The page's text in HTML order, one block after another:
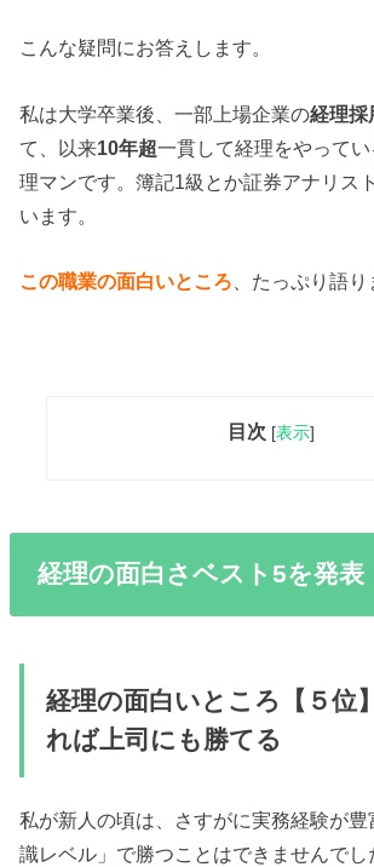
こんな疑問にお答えします。
私は大学卒業後、一部上場企業の経理採
て、以来10年超一貫して経理をやって
理マンです。簿記1級とか証券アナリス
います。
この職業の面白いところ 、たっぷり語り
目次 [表示]
経理の面白さベスト5を発表
経理の面白いところ【５位
れば上司にも勝てる
私が新人の頃は、さすがに実務経験が豊
識レベル」で勝つことはできませんでし